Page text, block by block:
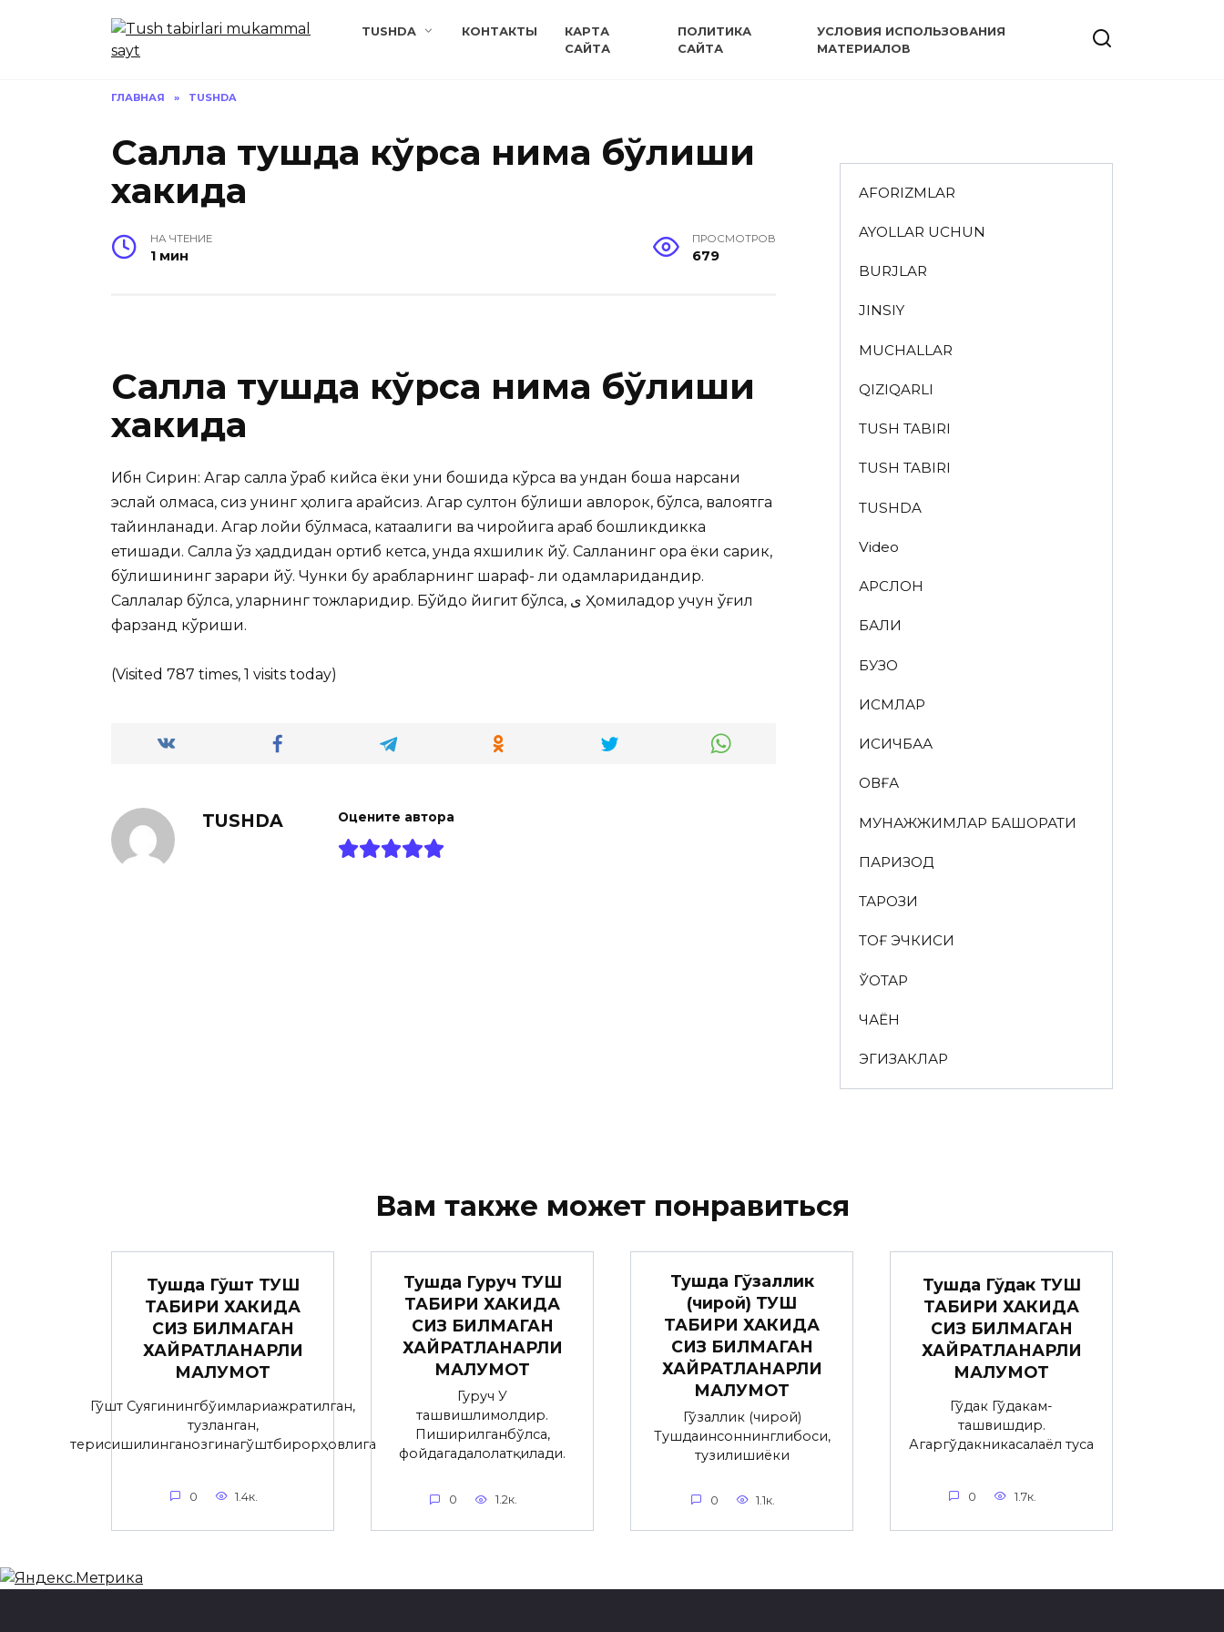
TUSHDA КОНТАКТЫ
КАРТА
САЙТА
ПОЛИТИКА
САЙТА
УСЛОВИЯ ИСПОЛЬЗОВАНИЯ
МАТЕРИАЛОВ
ГЛАВНАЯ » TUSHDA
Салла тушда кўрса нима бўлиши
хакида
НА ЧТЕНИЕ
1 мин
ПРОСМОТРОВ
679
Салла тушда кўрса нима бўлиши
хакида
Ибн Сирин: Агар салла ўраб кийса ёки уни бошида кўрса ва ундан бошқа нарсани
эслай олмаса, сиз унинг ҳолига қарайсиз. Агар султон бўлиши авлорок, бўлса, валоятга
тайинланади. Агар лойиқ бўлмаса, катаалиги ва чиройига қараб бошликдикка
етишади. Салла ўз ҳаддидан ортиб кетса, унда яхшилик йўқ. Салланинг қора ёки сарик,
бўлишининг зарари йўқ. Чунки бу арабларнинг шараф- ли одамларидандир.
Саллалар бўлса, уларнинг тожларидир. Бўйдоқ йигит бўлса, ى Ҳомиладор учун ўғил
фарзанд кўриши.
(Visited 787 times, 1 visits today)
TUSHDA Оцените автора
AFORIZMLAR
AYOLLAR UCHUN
BURJLAR
JINSIY
MUCHALLAR
QIZIQARLI
TUSH TABIRI
TUSH TABIRI
TUSHDA
Video
АРСЛОН
БАЛИҚ
БУЗОҚ
ИСМЛАР
ҚИСҚИЧБАҚА
ҚОВҒА
МУНАЖЖИМЛАР БАШОРАТИ
ПАРИЗОД
ТАРОЗИ
ТОҒ ЭЧКИСИ
ЎҚОТАР
ЧАЁН
ЭГИЗАКЛАР
Вам также может понравиться
Тушда Гўшт ТУШ
ТАБИРИ ХАКИДА
СИЗ БИЛМАГАН
ХАЙРАТЛАНАРЛИ
МАЛУМОТ
Гўшт Суягинингбўғимлариажратилган,
тузланган,
терисишилинганозгинагўштбирорҳовлига
0 1.4к.
Тушда Гуруч ТУШ
ТАБИРИ ХАКИДА
СИЗ БИЛМАГАН
ХАЙРАТЛАНАРЛИ
МАЛУМОТ
Гуруч У
ташвишлимолдир.
Пиширилганбўлса,
фойдагадалолатқилади.
0 1.2к.
Тушда Гўзаллик
(чирой) ТУШ
ТАБИРИ ХАКИДА
СИЗ БИЛМАГАН
ХАЙРАТЛАНАРЛИ
МАЛУМОТ
Гўзаллик (чирой)
Тушдаинсоннинглибоси,
тузилишиёки
0 1.1к.
Тушда Гўдак ТУШ
ТАБИРИ ХАКИДА
СИЗ БИЛМАГАН
ХАЙРАТЛАНАРЛИ
МАЛУМОТ
Гўдак Гўдакғам-
ташвишдир.
Агаргўдакникасалаёл туғса
0 1.7к.